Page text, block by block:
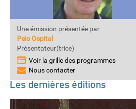
Une émission présentée par
Peio Ospital
Présentateur(trice)
Voir la grille des programmes
Nous contacter
Les dernières éditions